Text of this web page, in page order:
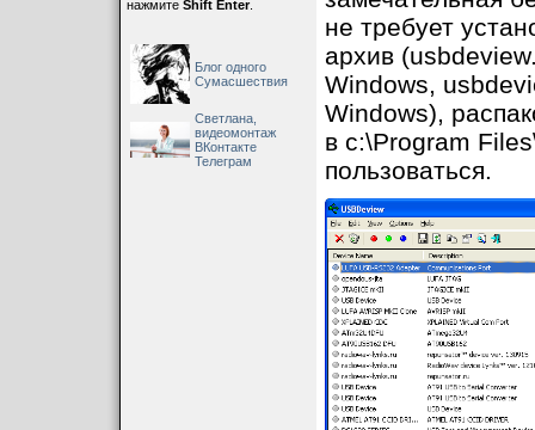
нажмите Shift Enter.
Блог одного
Сумасшествия
Светлана,
видеомонтаж
ВКонтакте
Телеграм
не требует
архив
Windows,
Windows),
в c:\Program
пользоваться.